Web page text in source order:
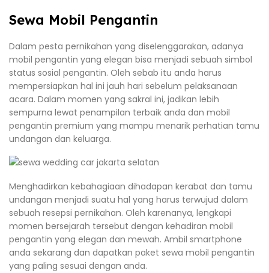
Sewa Mobil Pengantin
Dalam pesta pernikahan yang diselenggarakan, adanya
mobil pengantin yang elegan bisa menjadi sebuah simbol
status sosial pengantin. Oleh sebab itu anda harus
mempersiapkan hal ini jauh hari sebelum pelaksanaan
acara. Dalam momen yang sakral ini, jadikan lebih
sempurna lewat penampilan terbaik anda dan mobil
pengantin premium yang mampu menarik perhatian tamu
undangan dan keluarga.
Menghadirkan kebahagiaan dihadapan kerabat dan tamu
undangan menjadi suatu hal yang harus terwujud dalam
sebuah resepsi pernikahan. Oleh karenanya, lengkapi
momen bersejarah tersebut dengan kehadiran mobil
pengantin yang elegan dan mewah. Ambil smartphone
anda sekarang dan dapatkan paket sewa mobil pengantin
yang paling sesuai dengan anda.